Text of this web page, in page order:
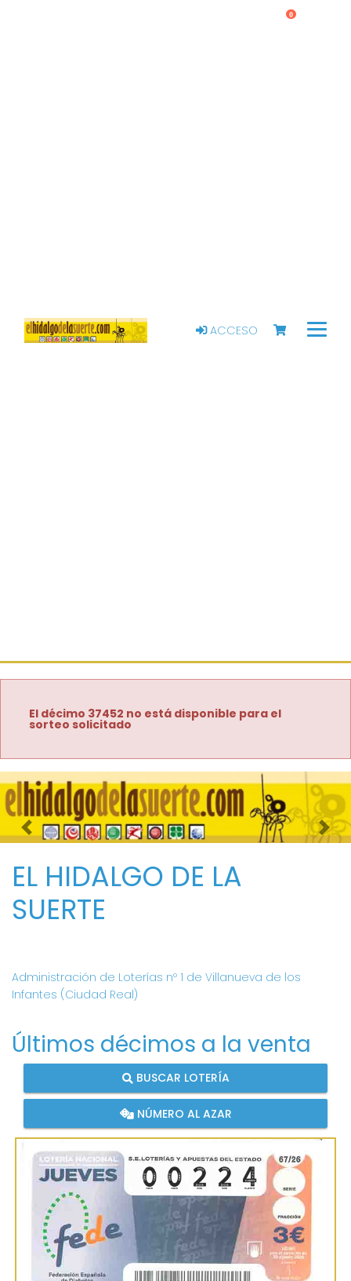
ACCESO
0
El décimo 37452 no está disponible para el
sorteo solicitado
Imagen anterior
EL HIDALGO DE LA
SUERTE
Administración de Loterías nº 1 de Villanueva de los
Infantes (Ciudad Real)
Últimos décimos a la venta
BUSCAR LOTERÍA
NÚMERO AL AZAR